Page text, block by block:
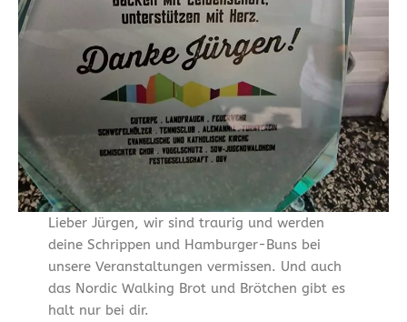
Lieber Jürgen, wir sind traurig und werden
deine Schrippen und Hamburger-Buns bei
unsere Veranstaltungen vermissen. Und auch
das Nordic Walking Brot und Brötchen gibt es
halt nur bei dir.